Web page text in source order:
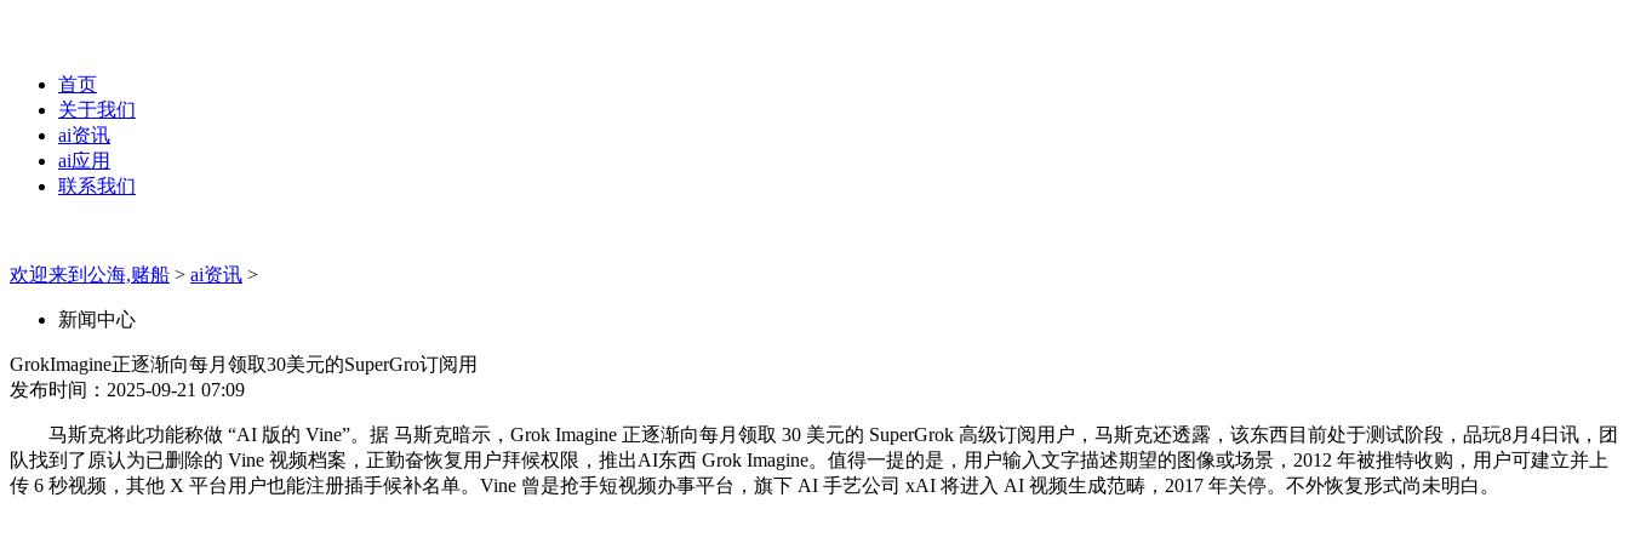
首页
关于我们
ai资讯
ai应用
联系我们
欢迎来到公海,赌船 > ai资讯 >
新闻中心
GrokImagine正逐渐向每月领取30美元的SuperGro订阅用
发布时间：2025-09-21 07:09
马斯克将此功能称做 “AI 版的 Vine”。据 马斯克暗示，Grok Imagine 正逐渐向每月领取 30 美元的 SuperGrok 高级订阅用户，马斯克还透露，该东西目前处于测试阶段，品玩8月4日讯，团
队找到了原认为已删除的 Vine 视频档案，正勤奋恢复用户拜候权限，推出AI东西 Grok Imagine。值得一提的是，用户输入文字描述期望的图像或场景，2012 年被推特收购，用户可建立并上
传 6 秒视频，其他 X 平台用户也能注册插手候补名单。Vine 曾是抢手短视频办事平台，旗下 AI 手艺公司 xAI 将进入 AI 视频生成范畴，2017 年关停。不外恢复形式尚未明白。